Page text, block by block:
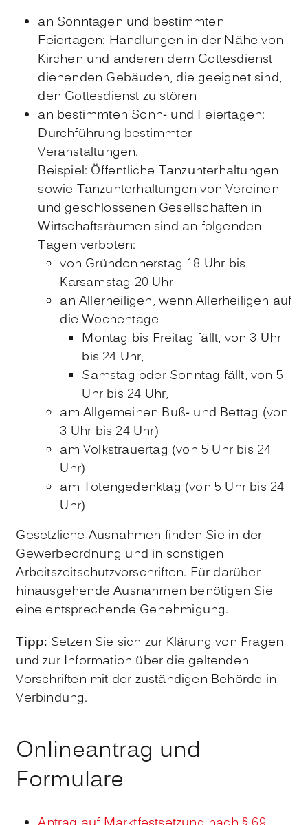
an Sonntagen und bestimmten
Feiertagen: Handlungen in der Nähe von
Kirchen und anderen dem Gottesdienst
dienenden Gebäuden, die geeignet sind,
den Gottesdienst zu stören
an bestimmten Sonn- und Feiertagen:
Durchführung bestimmter
Veranstaltungen.
Beispiel: Öffentliche Tanzunterhaltungen
sowie Tanzunterhaltungen von Vereinen
und geschlossenen Gesellschaften in
Wirtschaftsräumen sind an folgenden
Tagen verboten:
von Gründonnerstag 18 Uhr bis
Karsamstag 20 Uhr
an Allerheiligen, wenn Allerheiligen auf
die Wochentage
Montag bis Freitag fällt, von 3 Uhr
bis 24 Uhr,
Samstag oder Sonntag fällt, von 5
Uhr bis 24 Uhr,
am Allgemeinen Buß- und Bettag (von
3 Uhr bis 24 Uhr)
am Volkstrauertag (von 5 Uhr bis 24
Uhr)
am Totengedenktag (von 5 Uhr bis 24
Uhr)
Gesetzliche Ausnahmen finden Sie in der
Gewerbeordnung und in sonstigen
Arbeitszeitschutzvorschriften. Für darüber
hinausgehende Ausnahmen benötigen Sie
eine entsprechende Genehmigung.
Tipp: Setzen Sie sich zur Klärung von Fragen
und zur Information über die geltenden
Vorschriften mit der zuständigen Behörde in
Verbindung.
Onlineantrag und
Formulare